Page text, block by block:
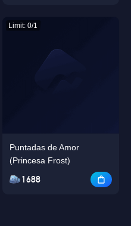
Limit: 0/1
Puntadas de Amor
(Princesa Frost)
1688